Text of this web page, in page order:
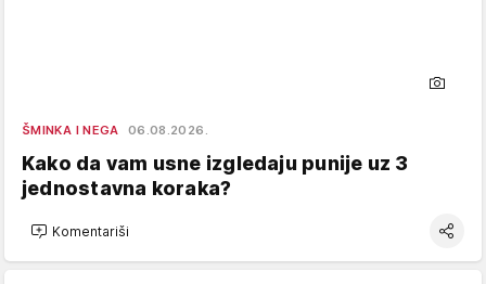
ŠMINKA I NEGA 06.08.2026.
Kako da vam usne izgledaju punije uz 3
jednostavna koraka?
Komentariši